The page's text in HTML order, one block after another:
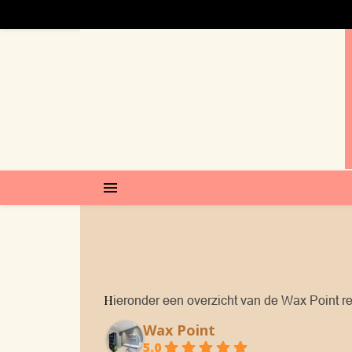
Hieronder een overzicht van de Wax Point
Wax Point
5.0